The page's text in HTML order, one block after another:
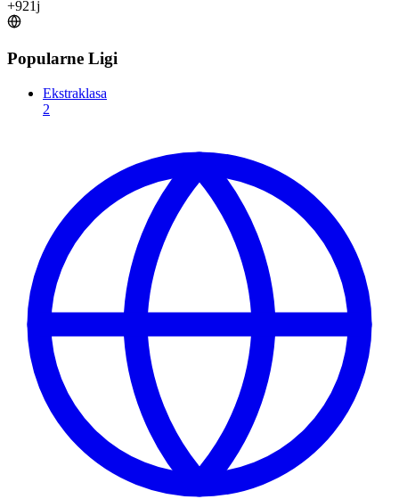
+921j
Popularne Ligi
Ekstraklasa
2